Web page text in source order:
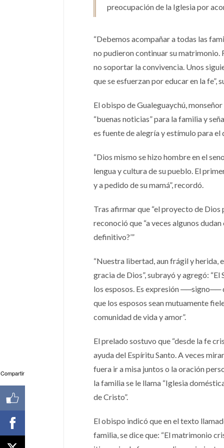
preocupación de la Iglesia por
“Debemos acompañar a todas las
no pudieron continuar su matrimonio.
no soportar la convivencia. Unos
que se esfuerzan por educar en la fe”,
El obispo de Gualeguaychú,
“buenas noticias” para la familia y
es fuente de alegría y estímulo para el
“Dios mismo se hizo hombre en el
lengua y cultura de su pueblo. El
y a pedido de su mamá”, recordó.
Tras afirmar que “el proyecto de Dios
reconoció que “a veces algunos dudan
definitivo?’”
“Nuestra libertad, aun frágil y herida,
gracia de Dios”, subrayó y agregó:
los esposos. Es expresión ──signo──
que los esposos sean mutuamente
comunidad de vida y amor”.
El prelado sostuvo que “desde la fe
ayuda del Espíritu Santo. A veces
fuera ir a misa juntos o la oración
la familia se le llama “Iglesia
de Cristo”.
El obispo indicó que en el texto
familia, se dice que: “El matrimonio
Compartir